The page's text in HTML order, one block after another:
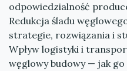
odpowiedzialność
Redukcja śladu
strategie, rozwiązania i
Wpływ logistyki i
węglowy budowy — jak